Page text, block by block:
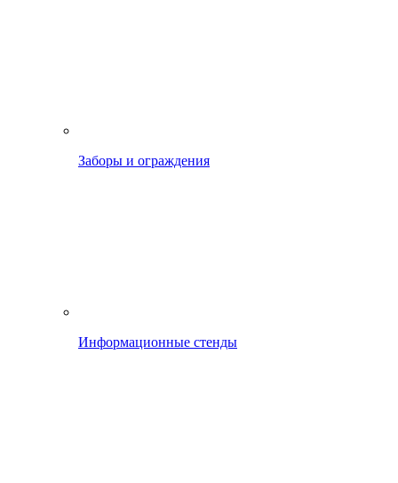
Заборы и ограждения
Информационные стенды